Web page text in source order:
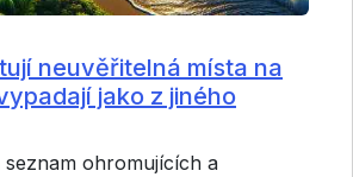
neuvěřitelná místa na
jako z jiného
seznam ohromujících a